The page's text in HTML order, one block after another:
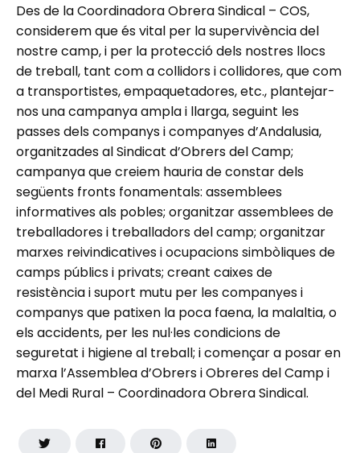
Des de la Coordinadora Obrera Sindical – COS,
considerem que és vital per la supervivència del
nostre camp, i per la protecció dels nostres llocs
de treball, tant com a collidors i collidores, que com
a transportistes, empaquetadores, etc., plantejar-
nos una campanya ampla i llarga, seguint les
passes dels companys i companyes d’Andalusia,
organitzades al Sindicat d’Obrers del Camp;
campanya que creiem hauria de constar dels
següents fronts fonamentals: assemblees
informatives als pobles; organitzar assemblees de
treballadores i treballadors del camp; organitzar
marxes reivindicatives i ocupacions simbòliques de
camps públics i privats; creant caixes de
resistència i suport mutu per les companyes i
companys que patixen la poca faena, la malaltia, o
els accidents, per les nul·les condicions de
seguretat i higiene al treball; i començar a posar en
marxa l’Assemblea d’Obrers i Obreres del Camp i
del Medi Rural – Coordinadora Obrera Sindical.